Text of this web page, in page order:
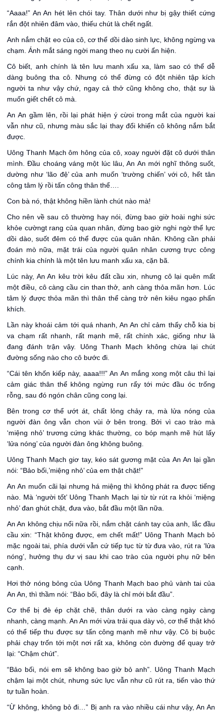
“Aaaa!” An An hét lên chói tay. Thân dưới như bị gậy thiết cứng
rắn đột nhiên đâm vào, thiếu chút là chết ngất.
Anh nắm chặt eo của cô, cơ thể dồi dào sinh lực, không ngừng va
chạm. Ánh mắt sáng ngời mang theo nụ cười ẩn hiện.
Cô biết, anh chính là tên lưu manh xấu xa, làm sao có thể dễ
dàng buông tha cô. Nhưng có thể đừng có đột nhiên tập kích
người ta như vậy chứ, ngay cả thở cũng không cho, thật sự là
muốn giết chết cô mà.
An An gầm lên, rồi lại phát hiện ý cừoi trong mắt của người kai
vẫn như cũ, nhưng màu sắc lại thay đổi khiến cô không nắm bắt
được.
Uông Thanh Mạch ôm hông của cô, xoay người đặt cô dưới thân
mình. Đầu choáng váng một lúc lâu, An An mới nghĩ thông suốt,
dường như ‘lão đệ’ của anh muốn ‘trường chiến’ với cô, hết tân
công tâm lý rồi tấn công thân thể….
Con bà nó, thật không hiền lành chút nào mà!
Cho nên về sau cô thường hay nói, đừng bao giờ hoài nghi sức
khỏe cườngt rang của quan nhân, đừng bao giờ nghi ngờ thể lực
dồi dào, suốt đêm có thể được của quân nhân. Không cần phải
đoán mò nữa, mặt trái của người quân nhân cương trực công
chính kia chính là một tên lưu manh xấu xa, cặn bã.
Lúc này, An An kêu trời kêu đất cầu xin, nhưng cô lại quên mất
một điều, cô càng cầu cin than thở, anh càng thỏa mãn hơn. Lúc
tâm lý được thỏa mãn thì thân thể càng trở nên kiêu ngạo phấn
khích.
Lần này khoái cảm tới quá nhanh, An An chỉ cảm thấy chỗ kia bị
va chạm rất nhanh, rất mạnh mẽ, rất chính xác, giống như là
đang đánh trận vậy. Uông Thanh Mạch không chừa lại chút
đường sống nào cho cô bước đi.
“Cái tên khốn kiếp này, aaaa!!!” An An mắng xong một câu thì lại
cảm giác thân thể không ngừng run rẩy tới mức đầu óc trống
rỗng, sau đó ngón chân cũng cong lại.
Bên trong cơ thể ướt át, chất lỏng chảy ra, mà lửa nóng của
người đàn ông vẫn chon vùi ở bên trong. Bởi vì cao trào mà
‘miệng nhỏ’ trương cứng khác thường, co bóp mạnh mẽ hút lấy
‘lửa nóng’ của người đàn ông không buông.
Uông Thanh Mạch giơ tay, kéo sát gương mặt của An An lại gần
nói: “Bảo bối,’miệng nhỏ’ của em thật chặt!”
An An muốn cãi lại nhưng há miệng thì không phát ra được tiếng
nào. Mà ‘người tốt’ Uông Thanh Mạch lại từ từ rút ra khỏi ‘miệng
nhỏ’ đan ghút chặt, đưa vào, bắt đầu một lần nữa.
An An không chịu nổi nữa rồi, nắm chặt cánh tay của anh, lắc đầu
cầu xin: “Thật không được, em chết mất!” Uông Thanh Mạch bỏ
mặc ngoài tai, phía dưới vẫn cứ tiếp tục từ từ đưa vào, rút ra ‘lửa
nóng’, hưởng thụ dư vị sau khi cao trào của người phụ nữ bên
cạnh.
Hơi thở nóng bỏng của Uông Thanh Mạch bao phủ vành tai của
An An, thì thầm nói: “Bảo bối, đây là chỉ mới bắt đầu”.
Cơ thể bị đè ép chặt chẽ, thân dưới ra vào càng ngày càng
nhanh, càng mạnh. An An mới vừa trải qua dày vò, cơ thể thật khó
có thể tiếp thu được sự tấn công mạnh mẽ như vậy. Cô bị buộc
phải chạy trốn tới một nơi rất xa, không còn đường để quay trở
lại: “Chậm chút”.
“Bảo bối, nói em sẽ không bao giờ bỏ anh”. Uông Thanh Mạch
chậm lại một chút, nhưng sức lực vẫn như cũ rút ra, tiến vào thứ
tự tuần hoàn.
“Ừ không, không bỏ đi…” Bị anh ra vào nhiều cái như vậy, An An